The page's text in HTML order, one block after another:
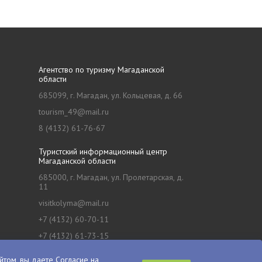
Агентство по туризму Магаданской
области
685099, г. Магадан, ул. Кольцевая, д. 66
tourism_49@mail.ru
8 (4132) 61-76-67
Туристский информационный центр
Магаданской области
685000, г. Магадан, ул. Пролетарская, д.
11
visitkolyma@mail.ru
+7 (4132) 60-70-11
+7 (4132) 61-73-15
вы даете Согласие на